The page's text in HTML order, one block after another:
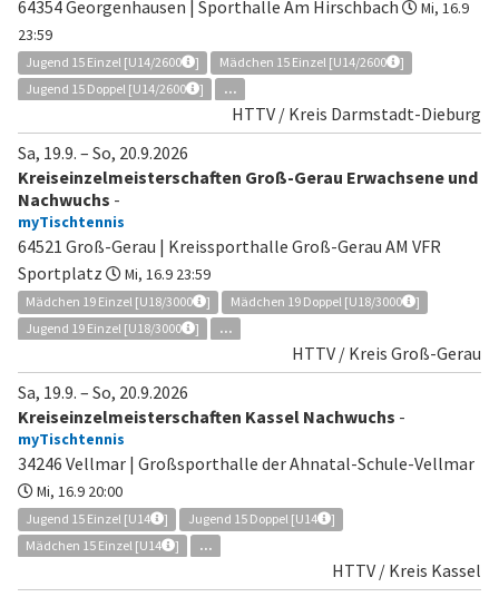
64354 Georgenhausen | Sporthalle Am Hirschbach
Mi, 16.9
23:59
Jugend 15 Einzel [U14/2600 ] Mädchen 15 Einzel [U14/2600
]
Jugend 15 Doppel [U14/2600
] ...
HTTV / Kreis Darmstadt-Dieburg
Sa, 19.9. – So, 20.9.2026
Kreiseinzelmeisterschaften Groß-Gerau Erwachsene und
Nachwuchs -
myTischtennis
64521 Groß-Gerau | Kreissporthalle Groß-Gerau AM VFR
Sportplatz
Mi, 16.9 23:59
Mädchen 19 Einzel [U18/3000 ] Mädchen 19 Doppel [U18/3000
]
Jugend 19 Einzel [U18/3000
] ...
HTTV / Kreis Groß-Gerau
Sa, 19.9. – So, 20.9.2026
Kreiseinzelmeisterschaften Kassel Nachwuchs -
myTischtennis
34246 Vellmar | Großsporthalle der Ahnatal-Schule-Vellmar
Mi, 16.9 20:00
Jugend 15 Einzel [U14 ] Jugend 15 Doppel [U14
]
Mädchen 15 Einzel [U14
] ...
HTTV / Kreis Kassel